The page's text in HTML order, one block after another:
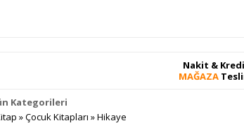
Nakit &
MAĞAZA
Kategorileri
»Çocuk Kitapları »Hikaye